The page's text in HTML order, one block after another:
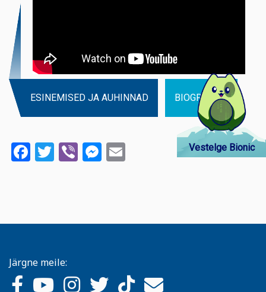
ESINEMISED JA AUHINNAD BIOGRAAFIA
Facebook
Twitter
ViberMessengerVestelge Bionic
Järgne meile: